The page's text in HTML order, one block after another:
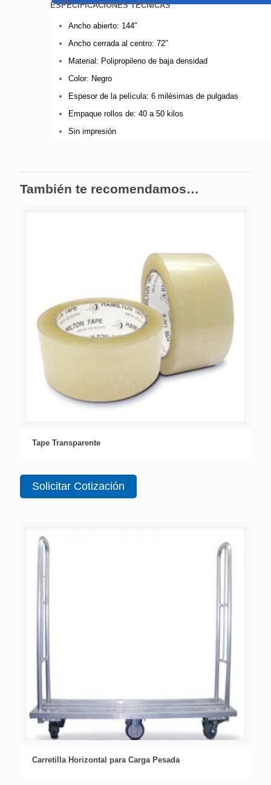
ESPECIFICACIONES TÉCNICAS
Ancho abierto: 144″
Ancho cerrada al centro: 72″
Material: Polipropileno de baja densidad
Color: Negro
Espesor de la película: 6 milésimas de pulgadas
Empaque rollos de: 40 a 50 kilos
Sin impresión
También te recomendamos…
Tape Transparente
Solicitar Cotización
Carretilla Horizontal para Carga Pesada